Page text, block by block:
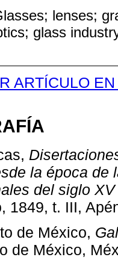
lenses;
glass
ARTÍCULO
la época de
del siglo
1849, t. III,
de México,
de México,